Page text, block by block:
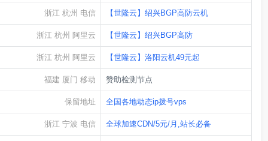
浙江 杭州 电信 【世隆云】绍兴BGP高防云机
浙江 杭州 阿里云 【世隆云】绍兴BGP高防
浙江 杭州 阿里云 【世隆云】洛阳云机49元起
福建 厦门 移动 赞助检测节点
保留地址 全国各地动态ip拨号vps
浙江 宁波 电信 全球加速CDN/5元/月,站长必备